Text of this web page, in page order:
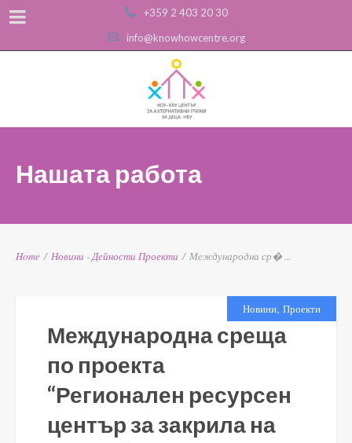
+359 2 403 20 30
info@knowhowcentre.org
Нашата работа
Home / Новини - Дейности Проекти / Международна ср� ...
Новини, Проекти
Международна среща
по проекта
“Регионален ресурсен
център за закрила на